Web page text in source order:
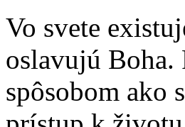
Vo svete
oslavujú Boha.
spôsobom ako